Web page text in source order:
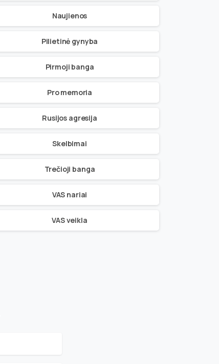
Naujienos
Pilietinė gynyba
Pirmoji banga
Pro memoria
Rusijos agresija
Skelbimai
Trečioji banga
VAS nariai
VAS veikla